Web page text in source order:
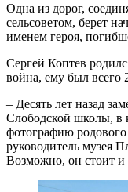
Одна из дорог,
сельсоветом, берет
именем героя,
Сергей Коптев
война, ему был всего
– Десять лет назад
Слободской школы, в
фотографию
руководитель музея
Возможно, он стоит и